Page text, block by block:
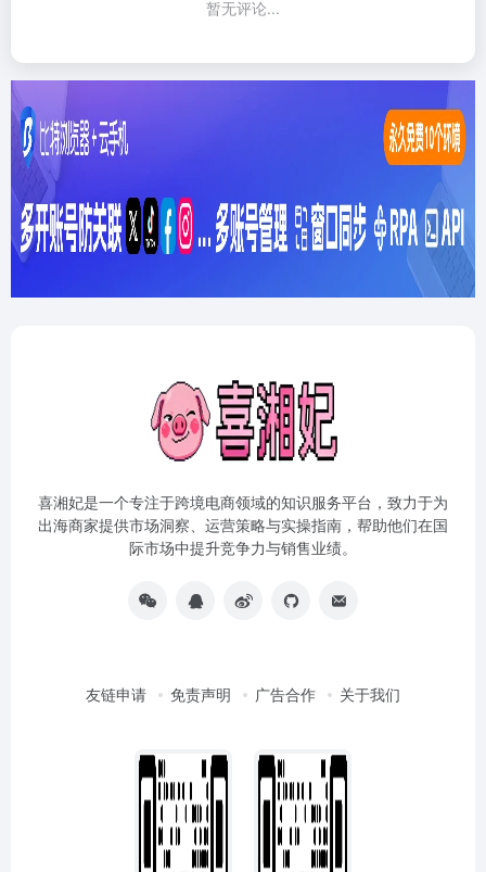
暂无评论...
喜湘妃是一个专注于跨境电商领域的知识服务平台，致力于为
出海商家提供市场洞察、运营策略与实操指南，帮助他们在国
际市场中提升竞争力与销售业绩。
友链申请 免责声明 广告合作 关于我们